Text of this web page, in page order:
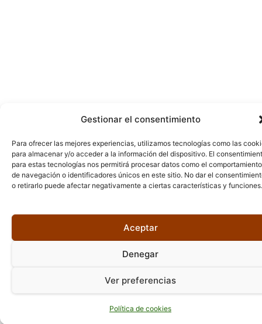
Gestionar el consentimiento
Para ofrecer las mejores experiencias, utilizamos tecnologías como las
para almacenar y/o acceder a la información del dispositivo. El
para estas tecnologías nos permitirá procesar datos como el comportamiento
de navegación o identificadores únicos en este sitio. No dar el
o retirarlo puede afectar negativamente a ciertas características y funciones.
Aceptar
Denegar
Ver preferencias
Política de cookies